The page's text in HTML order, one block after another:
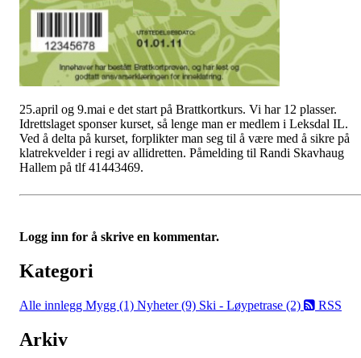
25.april og 9.mai e det start på Brattkortkurs. Vi har 12 plasser.
Idrettslaget sponser kurset, så lenge man er medlem i Leksdal IL.
Ved å delta på kurset, forplikter man seg til å være med å sikre på
klatrekvelder i regi av allidretten. Påmelding til Randi Skavhaug
Hallem på tlf 41443469.
Logg inn for å skrive en kommentar.
Kategori
Alle innlegg Mygg (1) Nyheter (9) Ski - Løypetrase (2) RSS
Arkiv